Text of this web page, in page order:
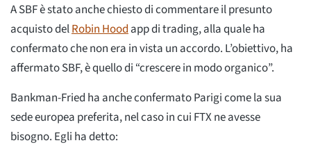
A SBF è stato anche chiesto di commentare il presunto
acquisto delRobin Hood app di trading, alla quale ha
confermato che non era in vista un accordo. L’obiettivo, ha
affermato SBF, è quello di “crescere in modo organico”.
Bankman-Fried ha anche confermato Parigi come la sua
sede europea preferita, nel caso in cui FTX ne avesse
bisogno. Egli ha detto: